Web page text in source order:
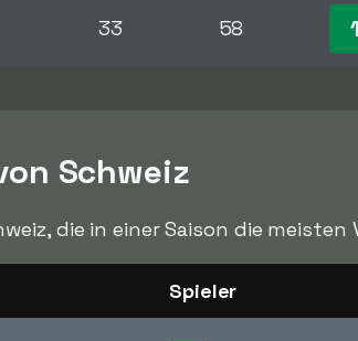
33 58 1
Schweiz
die in einer Saison die meisten
Spieler